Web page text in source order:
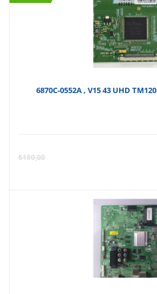
6870C-0552A , V15 43 UHD
₺180,00